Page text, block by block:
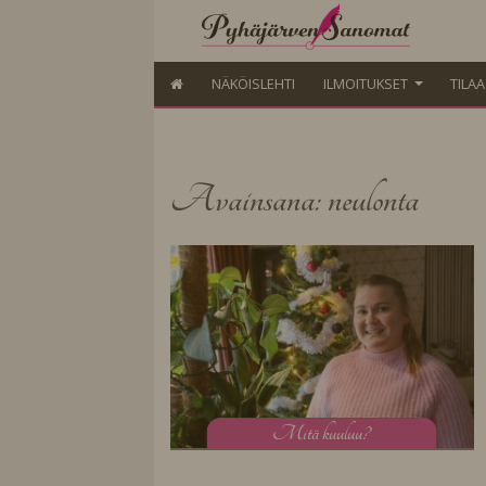
NÄKÖISLEHTI ILMOITUKSET
Avainsana: neulonta
Mitä kuuluu?